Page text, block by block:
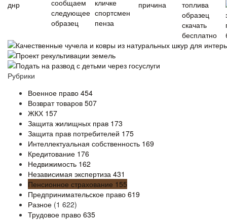
Качественные чучела и ковры из натуральных шкур для
Проект рекультивации земель
Подать на развод с детьми через госуслуги
Рубрики
Военное право 454
Возврат товаров 507
ЖКХ 157
Защита жилищных прав 173
Защита прав потребителей 175
Интеллектуальная собственность 169
Кредитование 176
Недвижимость 162
Независимая экспертиза 431
Пенсионное страхование 155
Предпринимательское право 619
Разное (1 622)
Трудовое право 635